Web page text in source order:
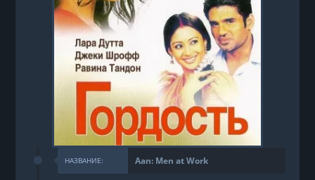
НАЗВАНИЕ: Aan: Men at Work